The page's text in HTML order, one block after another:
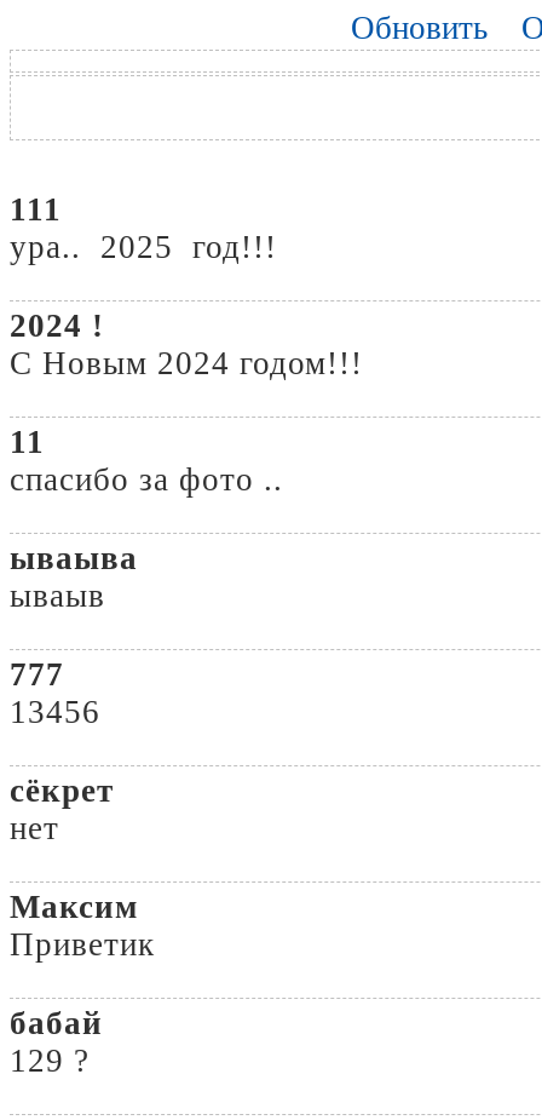
Обновить
111
ура.. 2025 год!!!
2024 !
С Новым 2024 годом!!!
11
спасибо за фото ..
ываыва
ываыв
777
13456
сёкрет
нет
Максим
Приветик
бабай
129 ?